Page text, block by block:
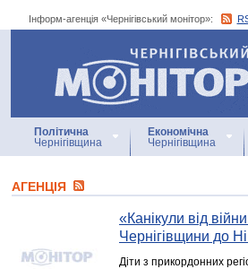
Інформ-агенція «Чернігівський монітор»:
Інформ-агенція
«Чернігівський монітор»
Політична
Чернігівщина
Економічна
Чернігівщина
АГЕНЦIЯ
«Канікули від
Чернігівщини до
Діти з прикордонних